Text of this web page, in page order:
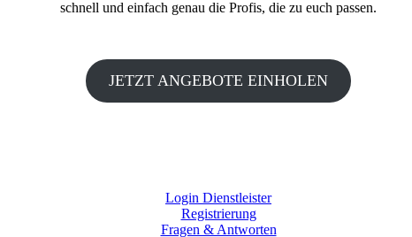
schnell und einfach genau die Profis, die zu euch passen.
JETZT ANGEBOTE EINHOLEN
Login Dienstleister
Registrierung
Fragen & Antworten